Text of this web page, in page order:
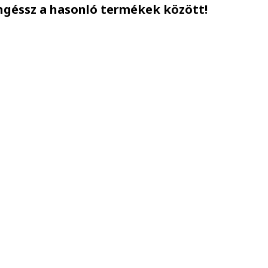
a hasonló termékek között!